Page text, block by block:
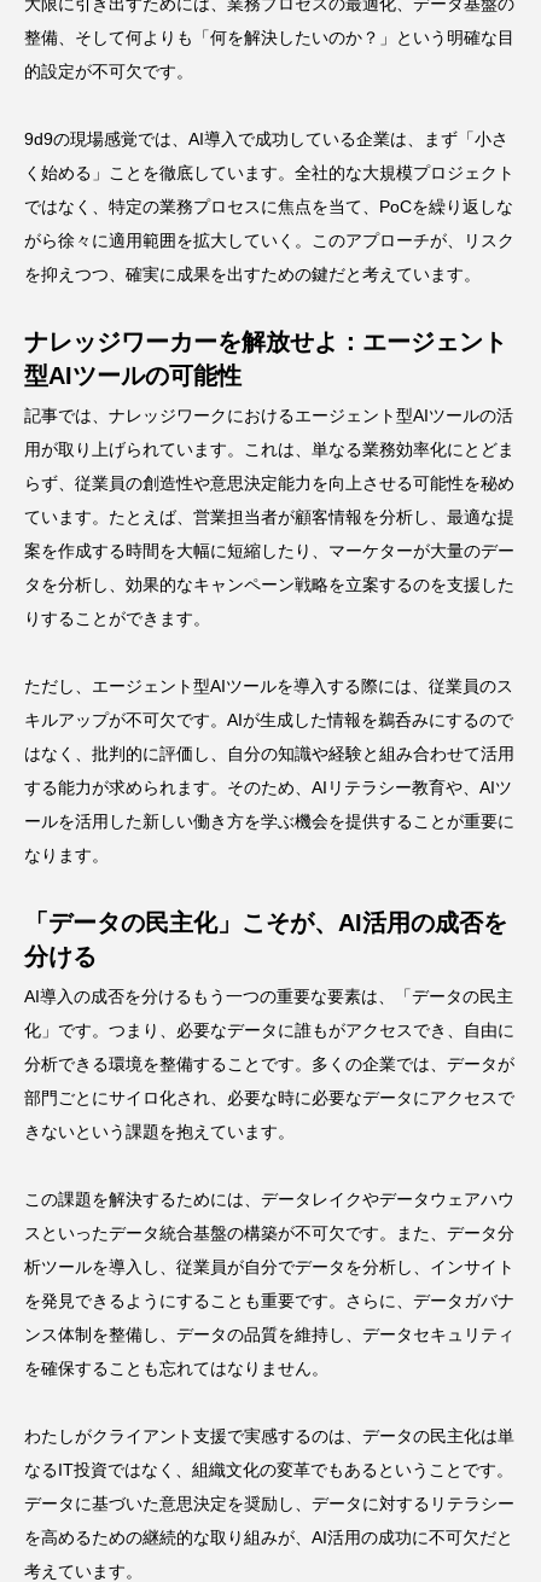
整備、そして何よりも「何を解決したいのか？」という明確な目
的設定が不可欠です。
9d9の現場感覚では、AI導入で成功している企業は、まず「小さ
く始める」ことを徹底しています。全社的な大規模プロジェクト
ではなく、特定の業務プロセスに焦点を当て、PoCを繰り返しな
がら徐々に適用範囲を拡大していく。このアプローチが、リスク
を抑えつつ、確実に成果を出すための鍵だと考えています。
ナレッジワーカーを解放せよ：エージェント
型AIツールの可能性
記事では、ナレッジワークにおけるエージェント型AIツールの活
用が取り上げられています。これは、単なる業務効率化にとどま
らず、従業員の創造性や意思決定能力を向上させる可能性を秘め
ています。たとえば、営業担当者が顧客情報を分析し、最適な提
案を作成する時間を大幅に短縮したり、マーケターが大量のデー
タを分析し、効果的なキャンペーン戦略を立案するのを支援した
りすることができます。
ただし、エージェント型AIツールを導入する際には、従業員のス
キルアップが不可欠です。AIが生成した情報を鵜呑みにするので
はなく、批判的に評価し、自分の知識や経験と組み合わせて活用
する能力が求められます。そのため、AIリテラシー教育や、AIツ
ールを活用した新しい働き方を学ぶ機会を提供することが重要に
なります。
「データの民主化」こそが、AI活用の成否を
分ける
AI導入の成否を分けるもう一つの重要な要素は、「データの民主
化」です。つまり、必要なデータに誰もがアクセスでき、自由に
分析できる環境を整備することです。多くの企業では、データが
部門ごとにサイロ化され、必要な時に必要なデータにアクセスで
きないという課題を抱えています。
この課題を解決するためには、データレイクやデータウェアハウ
スといったデータ統合基盤の構築が不可欠です。また、データ分
析ツールを導入し、従業員が自分でデータを分析し、インサイト
を発見できるようにすることも重要です。さらに、データガバナ
ンス体制を整備し、データの品質を維持し、データセキュリティ
を確保することも忘れてはなりません。
わたしがクライアント支援で実感するのは、データの民主化は単
なるIT投資ではなく、組織文化の変革でもあるということです。
データに基づいた意思決定を奨励し、データに対するリテラシー
を高めるための継続的な取り組みが、AI活用の成功に不可欠だと
考えています。